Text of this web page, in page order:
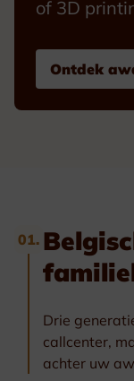
of 3D
Ontdek
01.
Drie
callcenter,
achter uw